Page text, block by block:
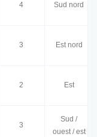
4 Sud nord
3 Est nord
2 Est
3
Sud /
ouest / est